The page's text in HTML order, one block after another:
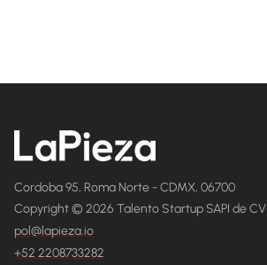
Cordoba 95, Roma Norte - CDMX, 06700
Copyright © 2026 Talento Startup SAPI de CV
pol@lapieza.io
+52 2208733282